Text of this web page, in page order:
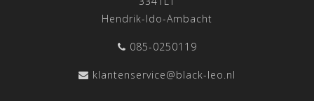
Hendrik-Ido-Ambacht
085-0250119
klantenservice@black-leo.nl